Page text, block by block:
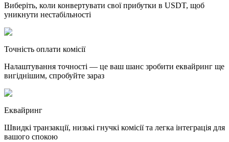
Виберіть, коли конвертувати свої прибутки в USDT, щоб
уникнути нестабільності
Точність оплати комісії
Налаштування точності — це ваш шанс зробити еквайринг ще
вигіднішим, спробуйте зараз
Еквайринг
Швидкі транзакції, низькі гнучкі комісії та легка інтеграція для
вашого спокою